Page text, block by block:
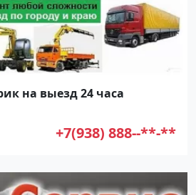
на выезд 24 часа
+7(938) 888--**-**